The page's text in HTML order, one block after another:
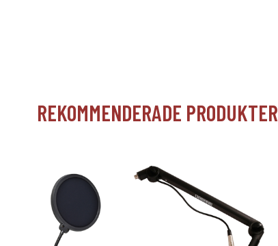
REKOMMENDERADE PRODUKTER